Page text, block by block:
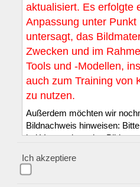
aktualisiert. Es erfolgte
Anpassung unter Punkt
untersagt, das
Zwecken und im
Tools und -Modellen,
auch zum Training von
zu nutzen.
Außerdem möchten wir
Bildnachweis hinweisen:
bei Verwendung des
Bilddatenbank genannten
Fotograf*in wie folgt an: :
Ich akzeptiere